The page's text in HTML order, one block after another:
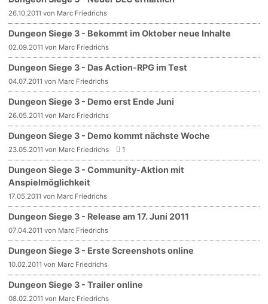
26.10.2011 von Marc Friedrichs
Dungeon Siege 3 - Bekommt im Oktober neue Inhalte
02.09.2011 von Marc Friedrichs
Dungeon Siege 3 - Das Action-RPG im Test
04.07.2011 von Marc Friedrichs
Dungeon Siege 3 - Demo erst Ende Juni
26.05.2011 von Marc Friedrichs
Dungeon Siege 3 - Demo kommt nächste Woche
23.05.2011 von Marc Friedrichs 1
Dungeon Siege 3 - Community-Aktion mit
Anspielmöglichkeit
17.05.2011 von Marc Friedrichs
Dungeon Siege 3 - Release am 17. Juni 2011
07.04.2011 von Marc Friedrichs
Dungeon Siege 3 - Erste Screenshots online
10.02.2011 von Marc Friedrichs
Dungeon Siege 3 - Trailer online
08.02.2011 von Marc Friedrichs